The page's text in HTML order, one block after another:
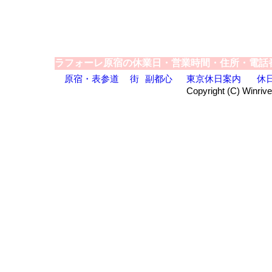
ラフォーレ原宿の休業日・営業時間・住所・電
原宿・表参道
街 副都心 東京休日案内
休
Copyright (C)